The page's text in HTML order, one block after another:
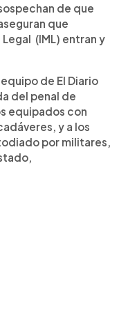
de que
que
(IML) entran y
de El Diario
del penal de
equipados con
y a los
por militares,